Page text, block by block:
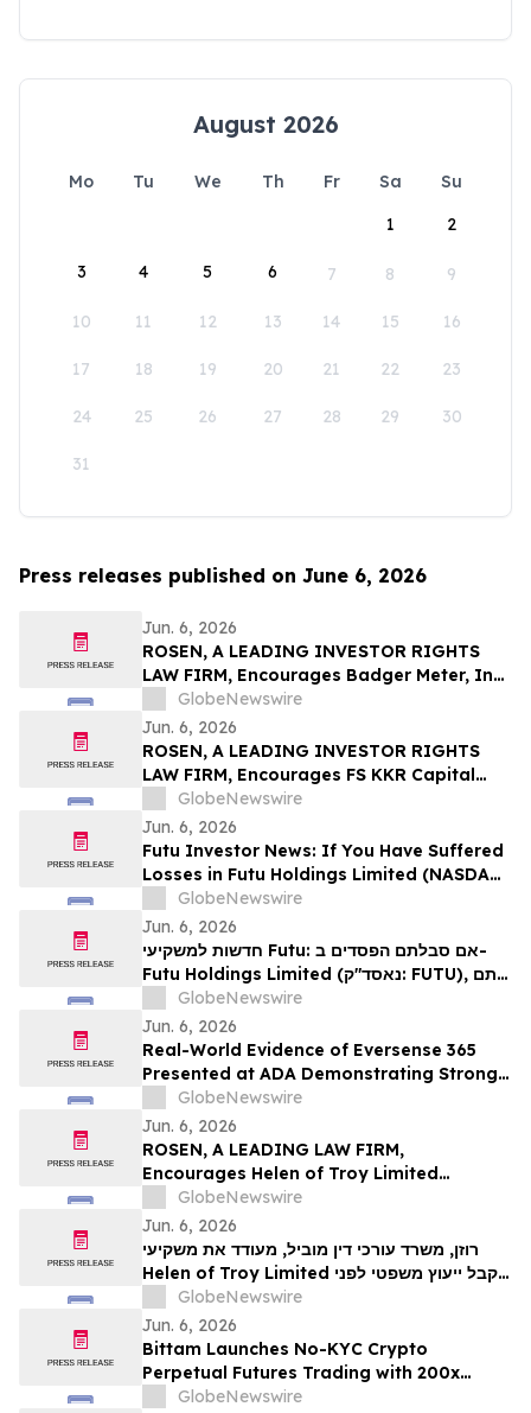
August 2026
Mo Tu We Th Fr Sa
Su
1
2
3 4 5 6 7 8 9
10 11 12 13 14 15 16
17 18 19 20 21 22 23
24 25 26 27 28 29 30
31
Press releases published on June 6, 2026
Jun. 6, 2026
ROSEN, A LEADING INVESTOR RIGHTS
LAW FIRM, Encourages Badger Meter, Inc.
Investors to Secure Counsel Before
Important Deadline in Securities Class
Action - BMI
GlobeNewswire
Jun. 6, 2026
ROSEN, A LEADING INVESTOR RIGHTS
LAW FIRM, Encourages FS KKR Capital
Corp. Investors to Secure Counsel Before
Important Deadline in Securities Class
Action – FSK
GlobeNewswire
Jun. 6, 2026
Futu Investor News: If You Have Suffered
Losses in Futu Holdings Limited (NASDAQ:
FUTU), You Are Encouraged to Contact
The Rosen Law Firm About Your Rights
GlobeNewswire
Jun. 6, 2026
חדשות למשקיעי Futu: אם סבלתם הפסדים ב-
Futu Holdings Limited (נאסד"ק: FUTU), אתם
מוזמנים ליצור קשר עם משרד רוזן עורכי דין בנוגע
לזכויותיכם.
GlobeNewswire
Jun. 6, 2026
Real-World Evidence of Eversense 365
Presented at ADA Demonstrating Strong
Performance and Patient Impact in Both
Open and Closed Loop Systems
GlobeNewswire
Jun. 6, 2026
ROSEN, A LEADING LAW FIRM,
Encourages Helen of Troy Limited
Investors to Secure Counsel Before
Important Deadline in Securities Class
Action – HELE
GlobeNewswire
Jun. 6, 2026
רוזן, משרד עורכי דין מוביל, מעודד את משקיעי
Helen of Troy Limited לקבל ייעוץ משפטי לפני
המועד האחרון החשוב בתביעה ייצוגית בניירות
ערך – HELE
GlobeNewswire
Jun. 6, 2026
Bittam Launches No-KYC Crypto
Perpetual Futures Trading with 200x
Leverage and ＄100 Deposit Bonus
GlobeNewswire